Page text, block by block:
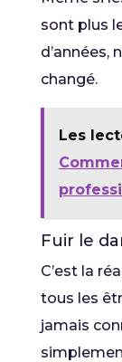
sont plus
d’années,
changé.
Les
Fuir le
C’est la
tous les
jamais